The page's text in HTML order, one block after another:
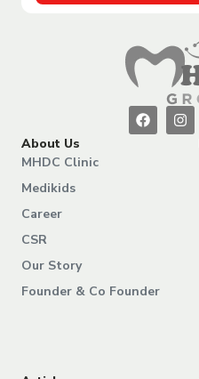
About Us
MHDC Clinic
Medikids
Career
CSR
Our Story
Founder & Co Founder